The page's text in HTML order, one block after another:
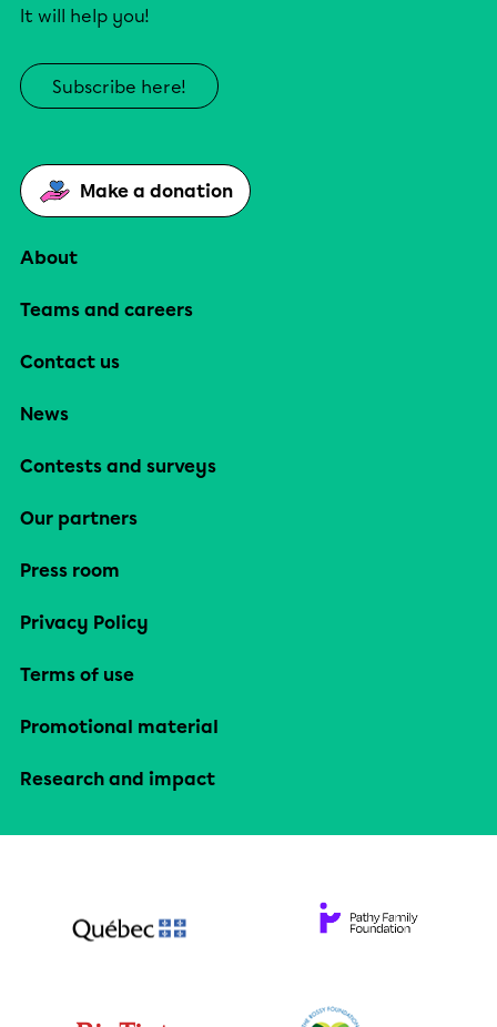
It will help you!
Subscribe here!
Make a donation
About
Teams and careers
Contact us
News
Contests and surveys
Our partners
Press room
Privacy Policy
Terms of use
Promotional material
Research and impact